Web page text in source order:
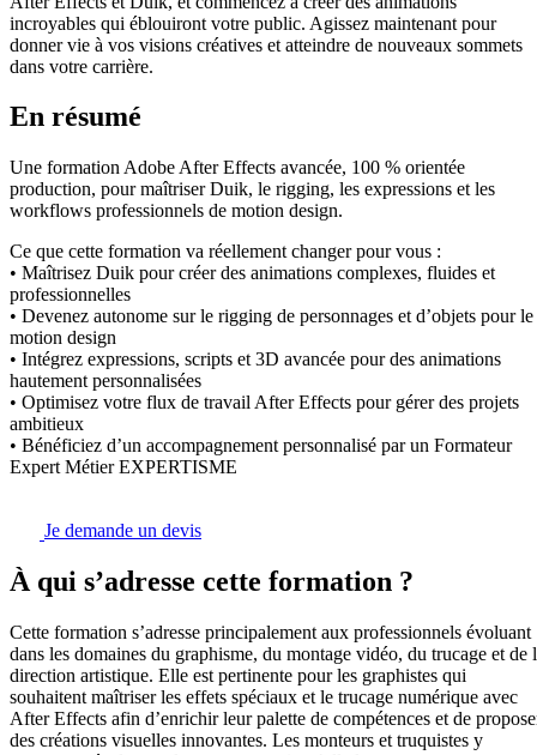
incroyables qui éblouiront votre public. Agissez maintenant pour
donner vie à vos visions créatives et atteindre de nouveaux sommets
dans votre carrière.
En résumé
Une formation Adobe After Effects avancée, 100 % orientée
production, pour maîtriser Duik, le rigging, les expressions et les
workflows professionnels de motion design.
Ce que cette formation va réellement changer pour vous :
• Maîtrisez Duik pour créer des animations complexes, fluides et
professionnelles
• Devenez autonome sur le rigging de personnages et d’objets pour le
motion design
• Intégrez expressions, scripts et 3D avancée pour des animations
hautement personnalisées
• Optimisez votre flux de travail After Effects pour gérer des projets
ambitieux
• Bénéficiez d’un accompagnement personnalisé par un Formateur
Expert Métier EXPERTISME
Je demande un devis
À qui s’adresse cette formation ?
Cette formation s’adresse principalement aux professionnels évoluant
dans les domaines du graphisme, du montage vidéo, du trucage et de
direction artistique. Elle est pertinente pour les graphistes qui
souhaitent maîtriser les effets spéciaux et le trucage numérique avec
After Effects afin d’enrichir leur palette de compétences et de
des créations visuelles innovantes. Les monteurs et truquistes y